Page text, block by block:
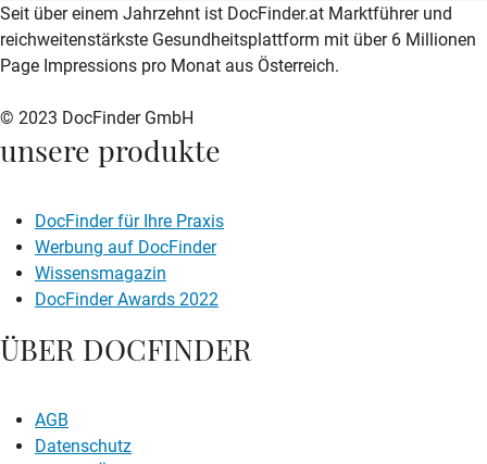
zur DocFinder-Startseite
logo icon
Seit über einem Jahrzehnt ist DocFinder.at Marktführer und
reichweitenstärkste Gesundheitsplattform mit über 6 Millionen
Page Impressions pro Monat aus Österreich.
© 2023 DocFinder GmbH
unsere produkte
DocFinder für Ihre Praxis
Werbung auf DocFinder
Wissensmagazin
DocFinder Awards 2022
ÜBER DOCFINDER
AGB
Datenschutz